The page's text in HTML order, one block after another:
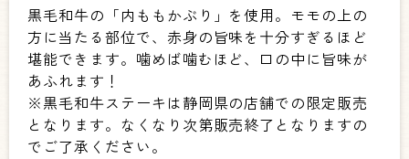
黒毛和牛の「内ももかぶり」を使用。モモの上の
方に当たる部位で、赤身の旨味を十分すぎるほど
堪能できます。噛めば噛むほど、口の中に旨味が
あふれます！
※黒毛和牛ステーキは静岡県の店舗での限定販売
となります。なくなり次第販売終了となりますの
でご了承ください。